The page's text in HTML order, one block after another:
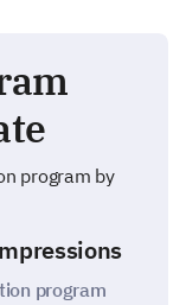
program by
program